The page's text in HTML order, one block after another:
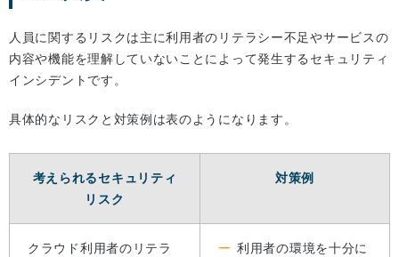
人員に関するリスクは主に利用者のリテラシー不足やサービスの
内容や機能を理解していないことによって発生するセキュリティ
インシデントです。
具体的なリスクと対策例は表のようになります。
考えられるセキュリティ
リスク
対策例
クラウド利用者のリテラ
利用者の環境を十分に